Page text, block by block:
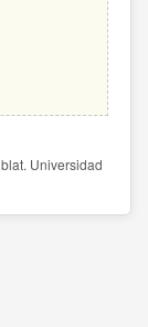
Universidad